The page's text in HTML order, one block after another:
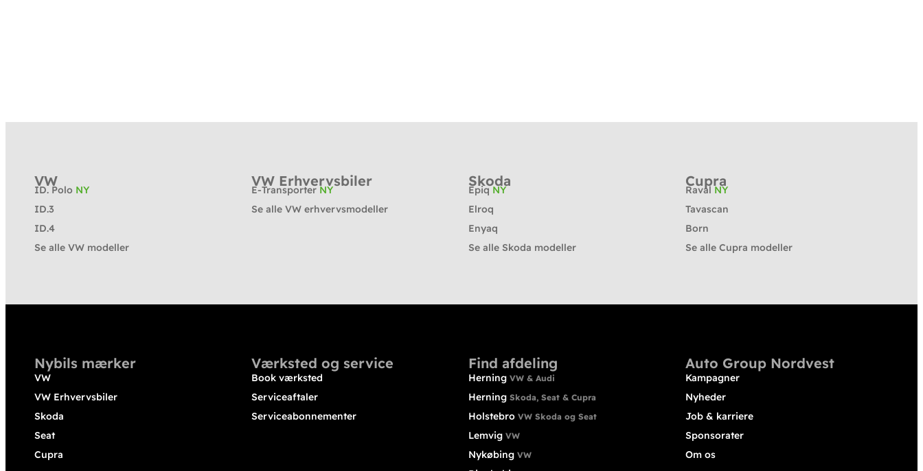
VW
ID. Polo NY
ID.3
ID.4
Se alle VW modeller
VW Erhvervsbiler
E-TransporterNY
Se alle VW erhvervsmodeller
Skoda
EpiqNY
Elroq
Enyaq
Se alle Skoda modeller
Cupra
RavalNY
Tavascan
Born
Se alle Cupra modeller
Nybils mærker
VW
VW Erhvervsbiler
Skoda
Seat
Cupra
Værksted og service
Book værksted
Serviceaftaler
Serviceabonnementer
Find afdeling
Herning VW & Audi
Herning Skoda, Seat & Cupra
Holstebro VW Skoda og Seat
Lemvig VW
Nykøbing VW
Auto Group Nordvest
Kampagner
Nyheder
Job & karriere
Sponsorater
Om os